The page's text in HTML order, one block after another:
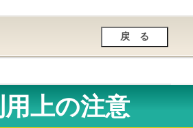
上の注意